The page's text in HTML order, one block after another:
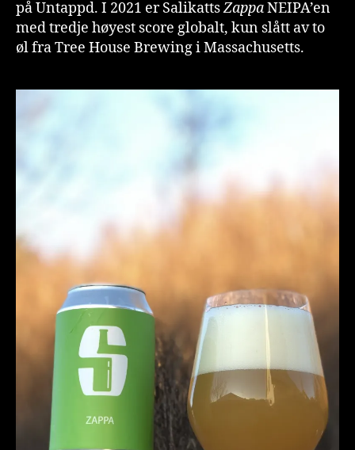
på Untappd. I 2021 er SalikattsZappaNEIPA’en
med tredje høyest score globalt, kun slått av to
øl fra Tree House Brewing i Massachusetts.